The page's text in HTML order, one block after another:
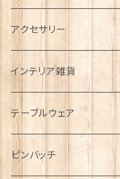
タータンネクタイ
帽子
キャップ
ハンチング帽
Tシャツ
マフラー
アクセサリー
ORTAK
ブローチ
ペンダント
インテリア雑貨
インテリア置物
ラブスプーン
テーブルウェア
ティータオル
ピンバッチ